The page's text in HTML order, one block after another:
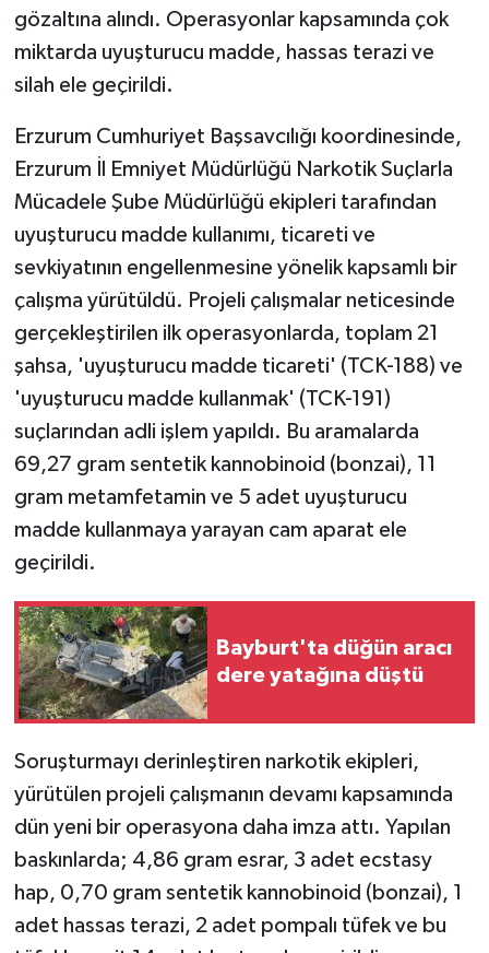
gözaltına alındı. Operasyonlar kapsamında çok
miktarda uyuşturucu madde, hassas terazi ve
silah ele geçirildi.
Erzurum Cumhuriyet Başsavcılığı koordinesinde,
Erzurum İl Emniyet Müdürlüğü Narkotik Suçlarla
Mücadele Şube Müdürlüğü ekipleri tarafından
uyuşturucu madde kullanımı, ticareti ve
sevkiyatının engellenmesine yönelik kapsamlı bir
çalışma yürütüldü. Projeli çalışmalar neticesinde
gerçekleştirilen ilk operasyonlarda, toplam 21
şahsa, 'uyuşturucu madde ticareti' (TCK-188) ve
'uyuşturucu madde kullanmak' (TCK-191)
suçlarından adli işlem yapıldı. Bu aramalarda
69,27 gram sentetik kannobinoid (bonzai), 11
gram metamfetamin ve 5 adet uyuşturucu
madde kullanmaya yarayan cam aparat ele
geçirildi.
Bayburt'ta düğün aracı
dere yatağına düştü
Soruşturmayı derinleştiren narkotik ekipleri,
yürütülen projeli çalışmanın devamı kapsamında
dün yeni bir operasyona daha imza attı. Yapılan
baskınlarda; 4,86 gram esrar, 3 adet ecstasy
hap, 0,70 gram sentetik kannobinoid (bonzai), 1
adet hassas terazi, 2 adet pompalı tüfek ve bu